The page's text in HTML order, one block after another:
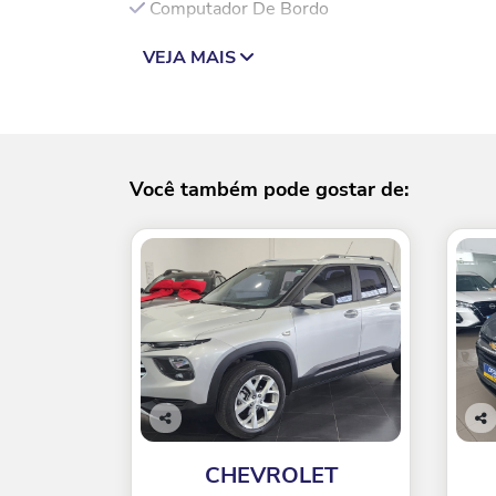
Computador De Bordo
VEJA MAIS
Você também pode gostar de:
Co
CHEVROLET
Co